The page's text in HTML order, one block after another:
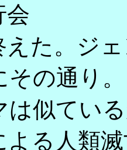
た。ジ
その通り
は似てい
よる人類